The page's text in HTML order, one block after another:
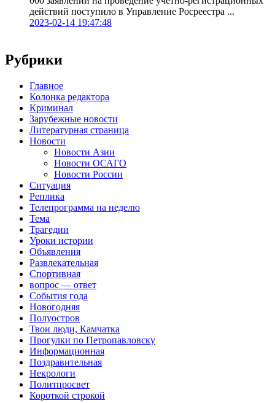
действий поступило в Управление Росреестра ...
2023-02-14 19:47:48
Рубрики
Главное
Колонка редактора
Криминал
Зарубежные новости
Литературная страница
Новости
Новости Азии
Новости ОСАГО
Новости России
Ситуация
Реплика
Телепрограмма на неделю
Тема
Трагедии
Уроки истории
Объявления
Развлекательная
Спортивная
вопрос — ответ
События года
Новогодняя
Полуостров
Твои люди, Камчатка
Прогулки по Петропавловску
Информационная
Поздравительная
Некрологи
Политпросвет
Короткой строкой